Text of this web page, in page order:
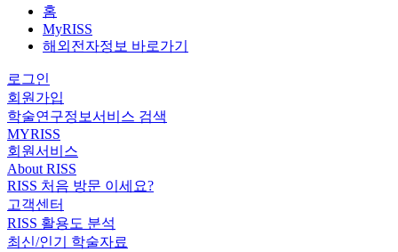
홈
MyRISS
해외전자정보 바로가기
로그인
회원가입
학술연구정보서비스 검색
MYRISS
회원서비스
About RISS
RISS 처음 방문 이세요?
고객센터
RISS 활용도 분석
최신/인기 학술자료